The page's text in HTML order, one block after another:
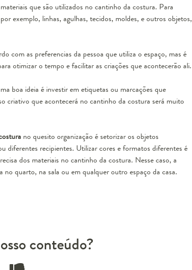
que são utilizados no cantinho da costura. Para
exemplo, linhas, agulhas, tecidos, moldes, e outros objetos,
com as preferencias da pessoa que utiliza o espaço, mas é
otimizar o tempo e facilitar as criações que acontecerão ali.
boa ideia é investir em etiquetas ou marcações que
criativo que acontecerá no cantinho da costura será muito
no quesito organização é setorizar os objetos
diferentes recipientes. Utilizar cores e formatos diferentes é
dos materiais no cantinho da costura. Nesse caso, a
no quarto, na sala ou em qualquer outro espaço da casa.
conteúdo?